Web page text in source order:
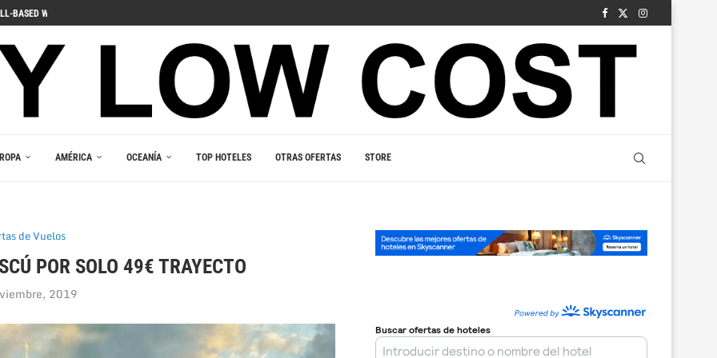
ПОГРУЖЕНИЯ В ИГРОВОЙ...
AMÉRICA OCEANÍA TOP HOTELES OTRAS OFERTAS STORE
de Vuelos
POR SOLO 49€ TRAYECTO
2019